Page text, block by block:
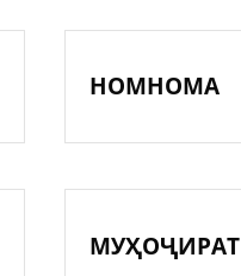
НОМНОМА
МУҲОҶИРАТ